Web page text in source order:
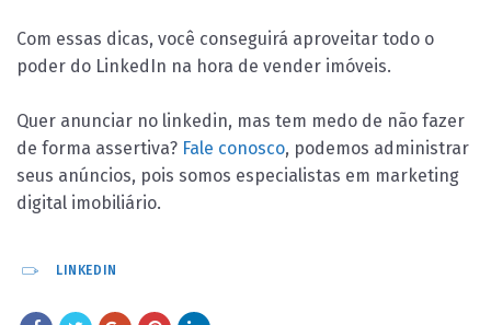
Com essas dicas, você conseguirá aproveitar todo o
poder do LinkedIn na hora de vender imóveis.
Quer anunciar no linkedin, mas tem medo de não fazer
de forma assertiva? Fale conosco, podemos administrar
seus anúncios, pois somos especialistas em marketing
digital imobiliário.
LINKEDIN